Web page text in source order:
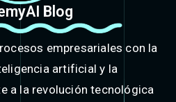
Blog
empresariales con la
artificial y la
a la revolución tecnológica